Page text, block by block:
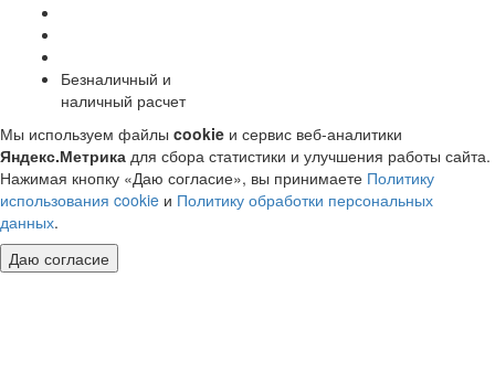
Безналичный и
наличный расчет
Мы используем файлы cookie и сервис веб-аналитики
Яндекс.Метрика для сбора статистики и улучшения работы сайта.
Нажимая кнопку «Даю согласие», вы принимаете Политику
использования cookie и Политику обработки персональных
данных.
Даю согласие